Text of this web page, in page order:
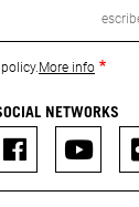
More info
NETWORKS